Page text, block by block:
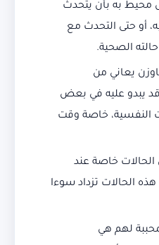
محيط به بأن يتحدث
أو حتى التحدث مع
الصحية.
يعاني من
يبدو عليه في بعض
النفسية، خاصة وقت
خاصة عند
الحالات تزداد سوءا
لهم هي